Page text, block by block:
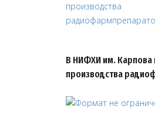
В НИФХИ им. Карпова
производства